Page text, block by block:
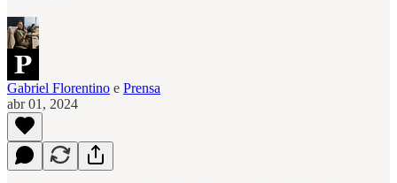
Gabriel Florentino e Prensa
abr 01, 2024